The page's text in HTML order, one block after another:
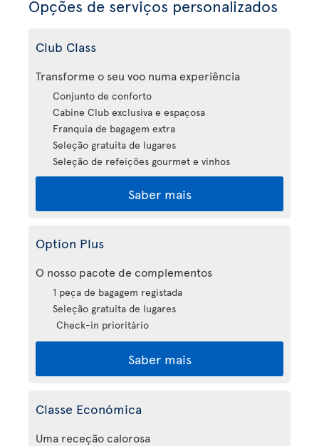
Opções de serviços personalizados
Club Class
Transforme o seu voo numa experiência
Conjunto de conforto
Cabine Club exclusiva e espaçosa
Franquia de bagagem extra
Seleção gratuita de lugares
Seleção de refeições gourmet e vinhos
Saber mais
Option Plus
O nosso pacote de complementos
1 peça de bagagem registada
Seleção gratuita de lugares
Check-in prioritário
Saber mais
Classe Económica
Uma receção calorosa